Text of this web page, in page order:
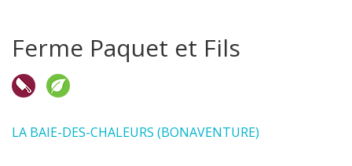
Ferme Paquet et Fils
LA BAIE-DES-CHALEURS (BONAVENTURE)